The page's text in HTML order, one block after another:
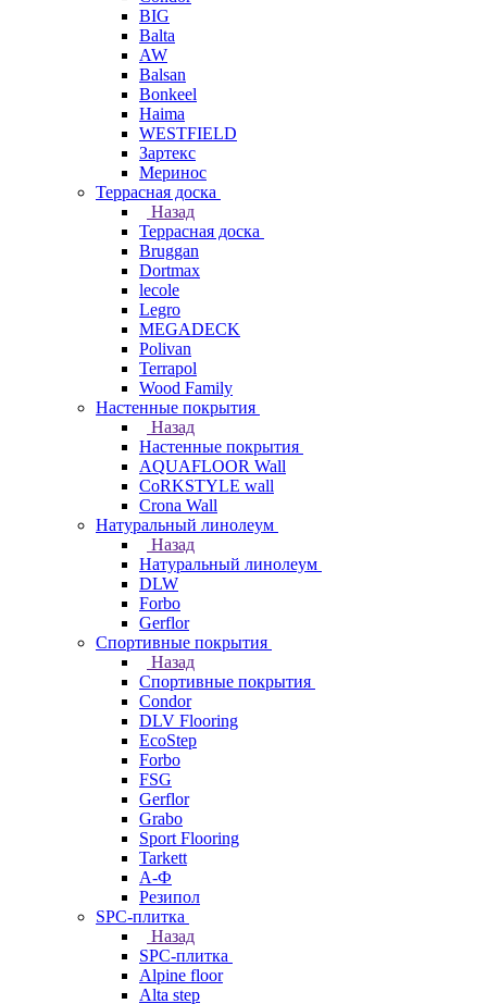
BIG
Balta
AW
Balsan
Bonkeel
Haima
WESTFIELD
Зартекс
Меринос
Террасная доска
Назад
Террасная доска
Bruggan
Dortmax
lecole
Legro
MEGADECK
Polivan
Terrapol
Wood Family
Настенные покрытия
Назад
Настенные покрытия
AQUAFLOOR Wall
CoRKSTYLE wall
Crona Wall
Натуральный линолеум
Назад
Натуральный линолеум
DLW
Forbo
Gerflor
Спортивные покрытия
Назад
Спортивные покрытия
Condor
DLV Flooring
EcoStep
Forbo
FSG
Gerflor
Grabo
Sport Flooring
Tarkett
А-Ф
Резипол
SPC-плитка
Назад
SPC-плитка
Alpine floor
Alta step